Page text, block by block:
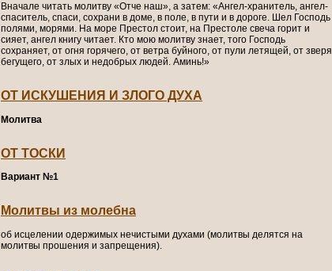
Вначале читать молитву «Отче наш», а затем: «Ангел-хранитель, ангел-
спаситель, спаси, сохрани в доме, в поле, в пути и в дороге. Шел Господь
полями, морями. На море Престол стоит, на Престоле свеча горит и
сияет, ангел книгу читает. Кто мою молитву знает, того Господь
сохраняет, от огня горячего, от ветра буйного, от пули летящей, от зверя
бегущего, от злых и недобрых людей. Аминь!»
ОТ ИСКУШЕНИЯ И ЗЛОГО ДУХА
Молитва
ОТ ТОСКИ
Вариант №1
Молитвы из молебна
об исцелении одержимых нечистыми духами (молитвы делятся на
молитвы прошения и запрещения).